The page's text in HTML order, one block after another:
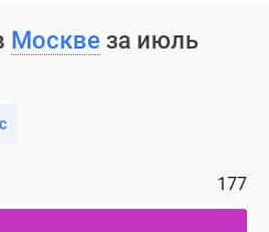
Москве за июль
177